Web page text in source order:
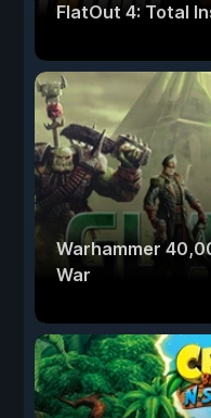
FlatOut 4: Total
Warhammer
War